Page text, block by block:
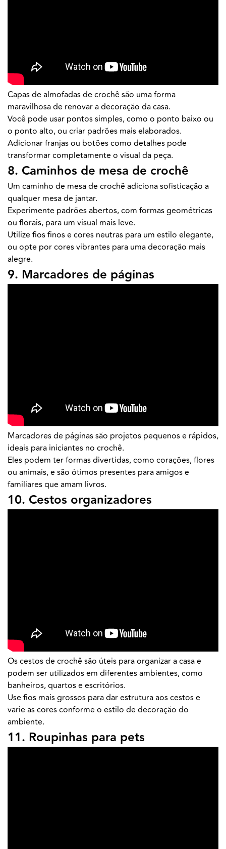
Capas de almofadas de crochê são uma forma
maravilhosa de renovar a decoração da casa.
Você pode usar pontos simples, como o ponto baixo ou
o ponto alto, ou criar padrões mais elaborados.
Adicionar franjas ou botões como detalhes pode
transformar completamente o visual da peça.
8. Caminhos de mesa de crochê
Um caminho de mesa de crochê adiciona sofisticação a
qualquer mesa de jantar.
Experimente padrões abertos, com formas geométricas
ou florais, para um visual mais leve.
Utilize fios finos e cores neutras para um estilo elegante,
ou opte por cores vibrantes para uma decoração mais
alegre.
9. Marcadores de páginas
Marcadores de páginas são projetos pequenos e rápidos,
ideais para iniciantes no crochê.
Eles podem ter formas divertidas, como corações, flores
ou animais, e são ótimos presentes para amigos e
familiares que amam livros.
10. Cestos organizadores
Os cestos de crochê são úteis para organizar a casa e
podem ser utilizados em diferentes ambientes, como
banheiros, quartos e escritórios.
Use fios mais grossos para dar estrutura aos cestos e
varie as cores conforme o estilo de decoração do
ambiente.
11. Roupinhas para pets